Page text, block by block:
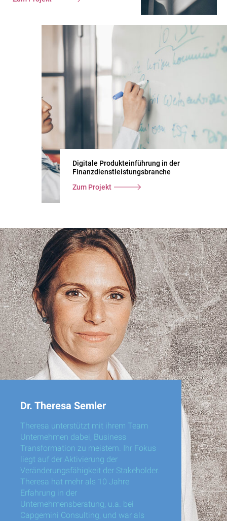
Digitale Produkteinführung in der
Finanzdienstleistungsbranche
Zum Projekt
Dr. Theresa Semler
Theresa unterstützt mit ihrem Team
Unternehmen dabei, Business
Transformation zu meistern. Ihr Fokus
liegt auf der Aktivierung der
Veränderungsfähigkeit der Stakeholder.
Theresa hat mehr als 10 Jahre
Erfahrung in der
Unternehmensberatung, u.a. bei
Capgemini Consulting, und war als